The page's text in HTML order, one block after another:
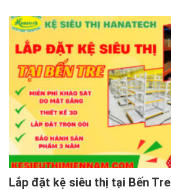
Lắp đặt kệ siêu thị tại Bến Tre